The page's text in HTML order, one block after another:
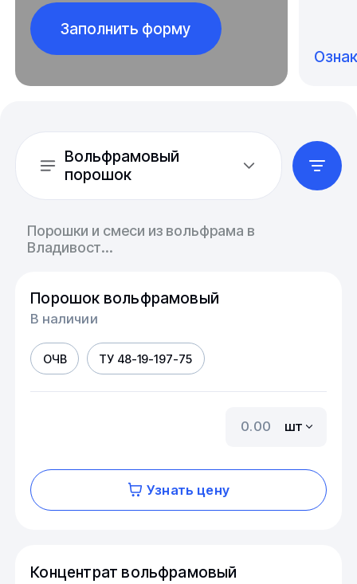
Заполнить форму
Вольфрамовый
порошок
Порошки и смеси из вольфрама в
Владивост...
Порошок вольфрамовый
В наличии
ОЧВ ТУ 48-19-197-75
шт
Узнать цену
Концентрат вольфрамовый